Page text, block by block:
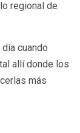
regional de
cuando
allí donde los
más